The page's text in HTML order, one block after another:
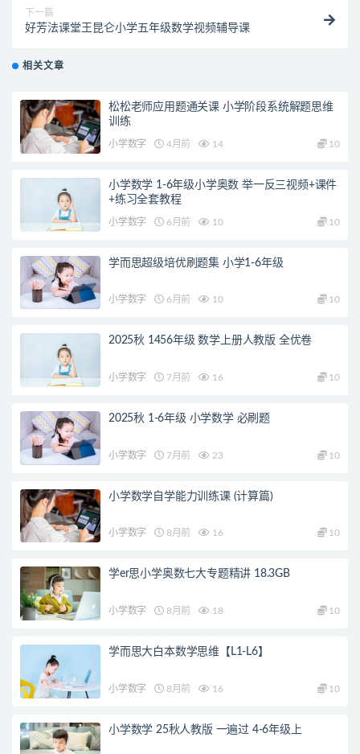
下一篇
好芳法课堂王昆仑小学五年级数学视频辅导课
相关文章
松松老师应用题通关课 小学阶段系统解题思维
训练
小学数字 4月前 14 10
小学数学 1-6年级小学奥数 举一反三视频+课件
+练习全套教程
小学数字 6月前 10 10
学而思超级培优刷题集 小学1-6年级
小学数字 6月前 10 10
2025秋 1456年级 数学上册人教版 全优卷
小学数字 7月前 16 10
2025秋 1-6年级 小学数学 必刷题
小学数字 7月前 23 10
小学数学自学能力训练课 (计算篇)
小学数字 8月前 16 10
学er思小学奥数七大专题精讲 18.3GB
小学数字 8月前 18 10
学而思大白本数学思维【L1-L6】
小学数字 8月前 16 10
小学数学 25秋人教版 一遍过 4-6年级上